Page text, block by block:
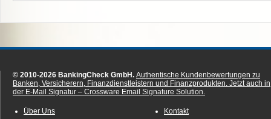
© 2010-2026 BankingCheck GmbH. Authentische Kundenbewertungen zu
Banken, Versicherern, Finanzdienstleistern und Finanzprodukten. Jetzt auch in
der E-Mail Signatur – Crossware Email Signature Solution.
Über Uns
Kontakt